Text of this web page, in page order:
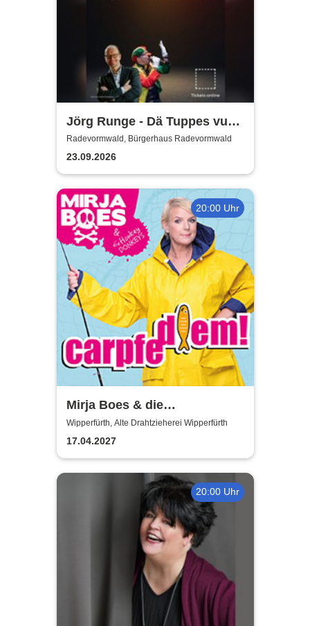
Jörg Runge - Dä Tuppes vum
Land
Radevormwald, Bürgerhaus Radevormwald
23.09.2026
20:00 Uhr
Mirja Boes & die
HonkeyDonkeys - carpfe
diem!
Wipperfürth, Alte Drahtzieherei Wipperfürth
17.04.2027
20:00 Uhr